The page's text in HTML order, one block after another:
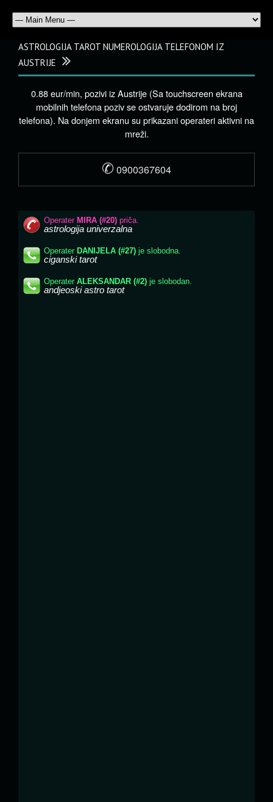
ASTROLOGIJA TAROT NUMEROLOGIJA TELEFONOM IZ
AUSTRIJE
0.88 eur/min, pozivi iz Austrije (Sa touchscreen ekrana
mobilnih telefona poziv se ostvaruje dodirom na broj
telefona). Na donjem ekranu su prikazani operateri aktivni na
mreži.
✆ 0900367604